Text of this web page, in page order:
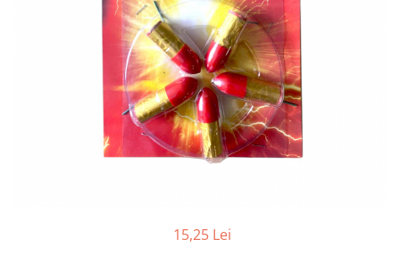
15,25 Lei